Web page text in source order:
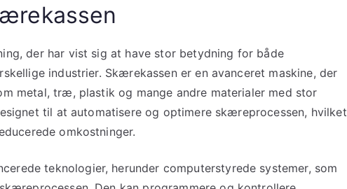
der har vist sig at have stor betydning for både
industrier. Skærekassen er en avanceret maskine, der
metal, træ, plastik og mange andre materialer med stor
til at automatisere og optimere skæreprocessen, hvilket
omkostninger.
teknologier, herunder computerstyrede systemer, som